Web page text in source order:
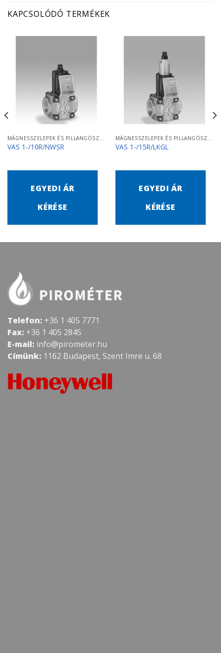
KAPCSOLÓDÓ TERMÉKEK
MÁGNESSZELEPEK ÉS PILLANGÓSZELEPEK
VAS 1-/10R/NWSR
EGYEDI ÁR
KÉRÉSE
MÁGNESSZELEPEK ÉS PILLANGÓSZELEPEK
VAS 1-/15R/LKGL
EGYEDI ÁR
KÉRÉSE
Telefon: +36 1 405 7771
Fax: +36 1 405 2845
E-mail: info@pirometer.hu
Címünk: 1162 Budapest, Szent Imre u. 68